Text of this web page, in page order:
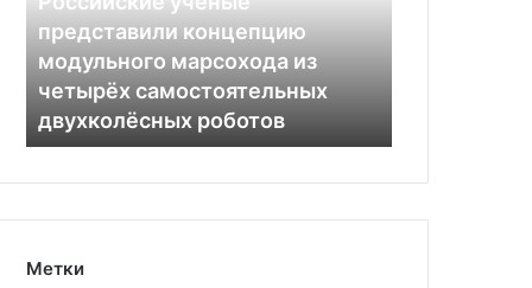
четырёх
самостоятельных
двухколёсных
роботов
представили концепцию
модульного марсохода из
четырёх самостоятельных
двухколёсных роботов
Метки